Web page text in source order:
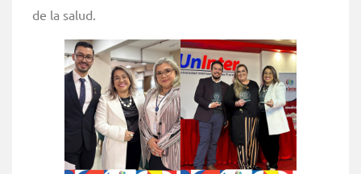
de la salud.